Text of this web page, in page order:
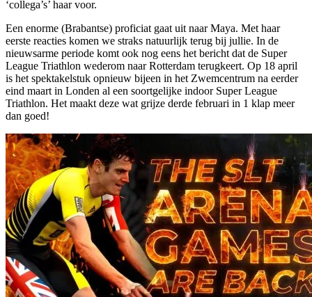
‘collega’s’ haar voor.
Een enorme (Brabantse) proficiat gaat uit naar Maya. Met haar
eerste reacties komen we straks natuurlijk terug bij jullie. In de
nieuwsarme periode komt ook nog eens het bericht dat de Super
League Triathlon wederom naar Rotterdam terugkeert. Op 18 april
is het spektakelstuk opnieuw bijeen in het Zwemcentrum na eerder
eind maart in Londen al een soortgelijke indoor Super League
Triathlon. Het maakt deze wat grijze derde februari in 1 klap meer
dan goed!